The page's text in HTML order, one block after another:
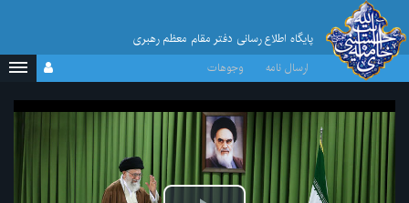
پایگاه اطلاع رسانی دفتر مقام معظم رهبری
ارسال نامه
وجوهات